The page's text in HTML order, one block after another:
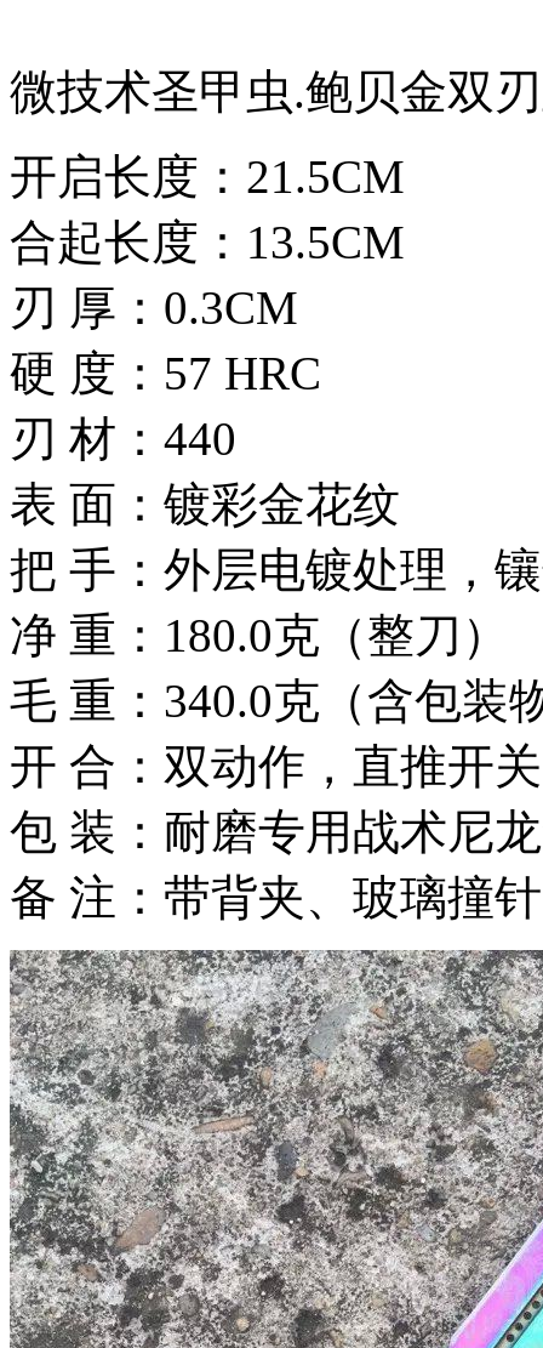
微技术圣甲虫.鲍贝金双
开启长度：21.5CM
合起长度：13.5CM
刃 厚：0.3CM
硬 度：57 HRC
刃 材：440
表 面：镀彩金花纹
把 手：外层电镀处理，
净 重：180.0克（整刀）
毛 重：340.0克（含包装
开 合：双动作，直推开
包 装：耐磨专用战术尼
备 注：带背夹、玻璃撞针